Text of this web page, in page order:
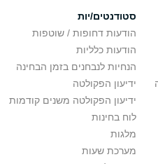
סטודנטים/יות
הודעות דחופות / שוטפות
הודעות כלליות
הנחיות לנבחנים בזמן הבחינה
ידיעון הפקולטה
ידיעון הפקולטה משנים קודמות
לוח בחינות
מלגות
מערכת שעות